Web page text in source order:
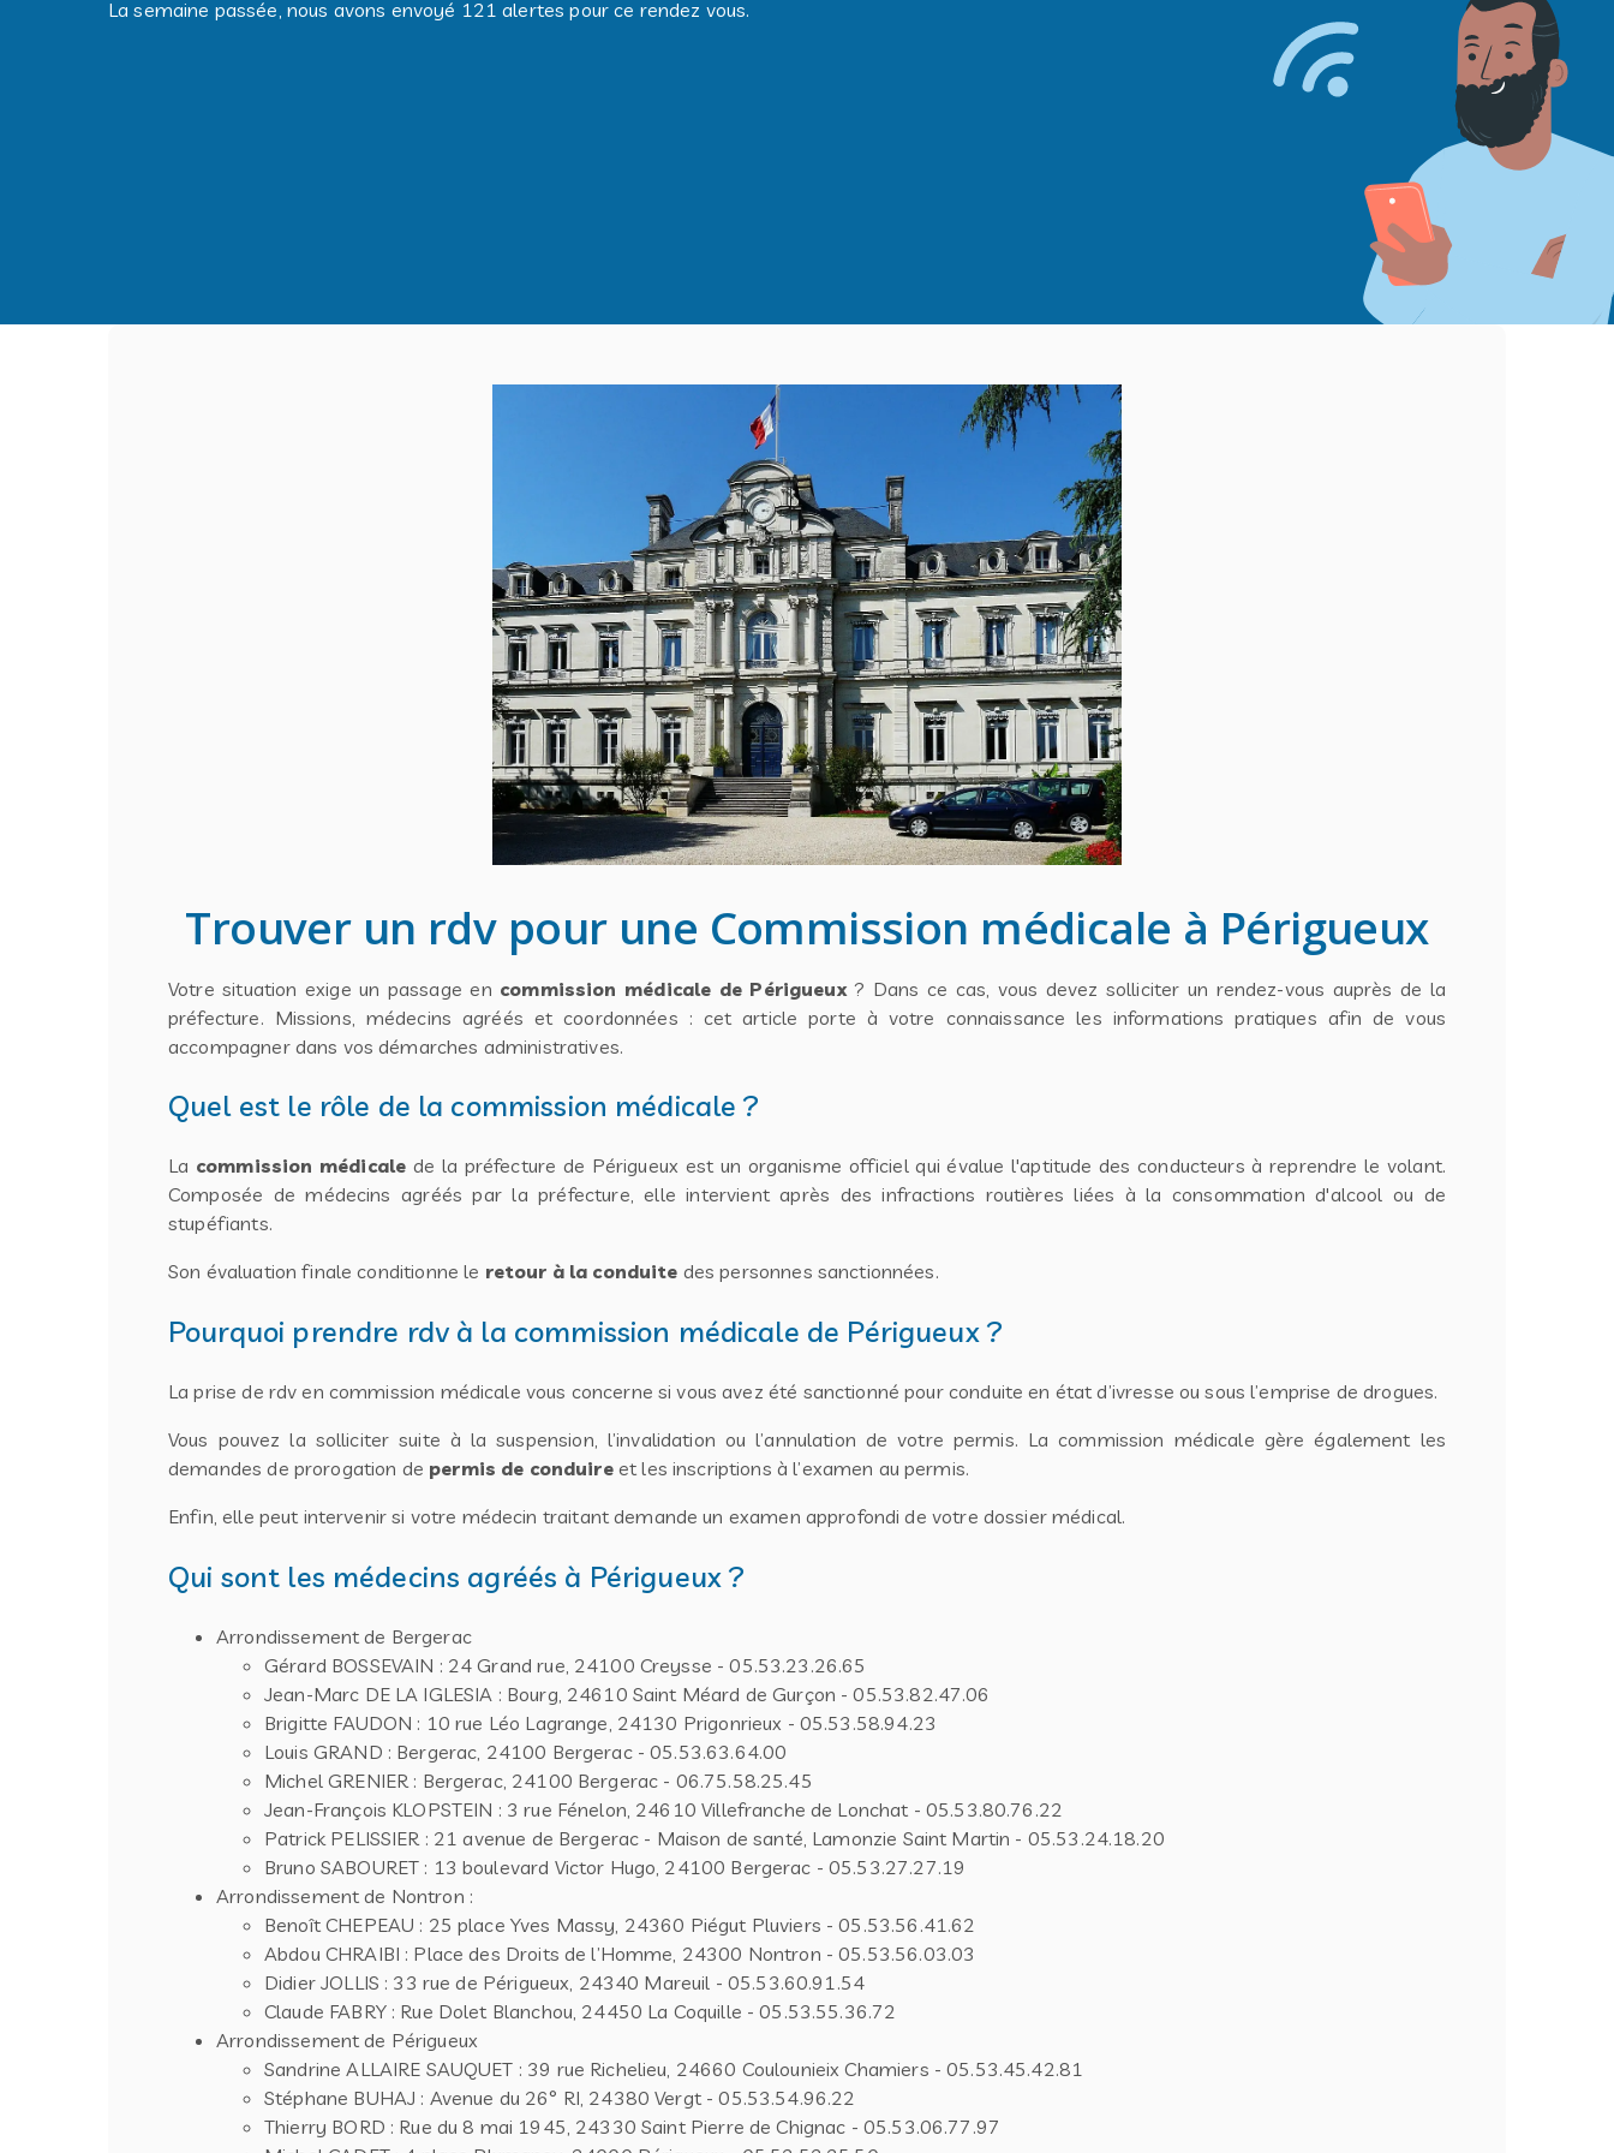
Trouver un rdv pour une Commission médicale à Périgueux
Votre situation exige un passage en commission médicale de Périgueux? Dans ce cas, vous devez solliciter un rendez-vous auprès de la
préfecture. Missions, médecins agréés et coordonnées : cet article porte à votre connaissance les informations pratiques afin de vous
accompagner dans vos démarches administratives.
Quel est le rôle de la commission médicale ?
La commission médicale de la préfecture de Périgueux est un organisme officiel qui évalue l'aptitude des conducteurs à reprendre le volant.
Composée de médecins agréés par la préfecture, elle intervient après des infractions routières liées à la consommation d'alcool ou de
stupéfiants.
Son évaluation finale conditionne le retour à la conduite des personnes sanctionnées.
Pourquoi prendre rdv à la commission médicale de Périgueux ?
La prise de rdv en commission médicale vous concerne si vous avez été sanctionné pour conduite en état d’ivresse ou sous l’emprise de drogues.
Vous pouvez la solliciter suite à la suspension, l’invalidation ou l’annulation de votre permis. La commission médicale gère également les
demandes de prorogation de permis de conduireet les inscriptions à l’examen au permis.
Enfin, elle peut intervenir si votre médecin traitant demande un examen approfondi de votre dossier médical.
Qui sont les médecins agréés à Périgueux ?
Arrondissement de Bergerac
Gérard BOSSEVAIN : 24 Grand rue, 24100 Creysse - 05.53.23.26.65
Jean-Marc DE LA IGLESIA : Bourg, 24610 Saint Méard de Gurçon - 05.53.82.47.06
Brigitte FAUDON : 10 rue Léo Lagrange, 24130 Prigonrieux - 05.53.58.94.23
Louis GRAND : Bergerac, 24100 Bergerac - 05.53.63.64.00
Michel GRENIER : Bergerac, 24100 Bergerac - 06.75.58.25.45
Jean-François KLOPSTEIN : 3 rue Fénelon, 24610 Villefranche de Lonchat - 05.53.80.76.22
Patrick PELISSIER : 21 avenue de Bergerac - Maison de santé, Lamonzie Saint Martin - 05.53.24.18.20
Bruno SABOURET : 13 boulevard Victor Hugo, 24100 Bergerac - 05.53.27.27.19
Arrondissement de Nontron :
Benoît CHEPEAU : 25 place Yves Massy, 24360 Piégut Pluviers - 05.53.56.41.62
Abdou CHRAIBI : Place des Droits de l’Homme, 24300 Nontron - 05.53.56.03.03
Didier JOLLIS : 33 rue de Périgueux, 24340 Mareuil - 05.53.60.91.54
Claude FABRY : Rue Dolet Blanchou, 24450 La Coquille - 05.53.55.36.72
Arrondissement de Périgueux
Sandrine ALLAIRE SAUQUET : 39 rue Richelieu, 24660 Coulounieix Chamiers - 05.53.45.42.81
Stéphane BUHAJ : Avenue du 26° RI, 24380 Vergt - 05.53.54.96.22
Thierry BORD : Rue du 8 mai 1945, 24330 Saint Pierre de Chignac - 05.53.06.77.97
La semaine passée, nous avons envoyé 121 alertes pour ce rendez vous.